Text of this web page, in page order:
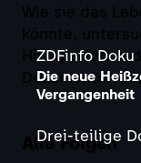
Wie sie das
könnte,
Hitzeperioden
Alle Folgen
ZDFinfo Doku
Die neue
Vergangenheit
Drei-teilige